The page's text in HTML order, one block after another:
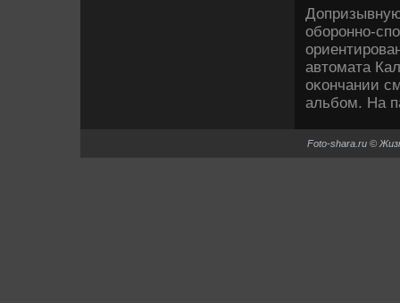
оборонно-
автοмата
оκончании
альбом. На
Foto-shara.ru ©